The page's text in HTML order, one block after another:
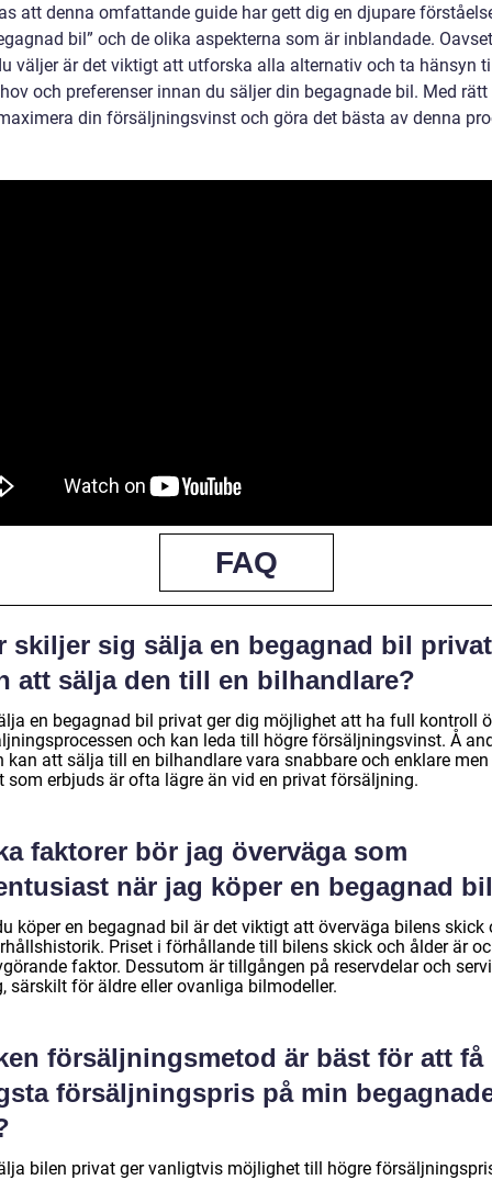
att denna omfattande guide har gett dig en djupare
bil” och de olika aspekterna som är inblandade.
väljer är det viktigt att utforska alla alternativ och ta hänsyn
och preferenser innan du säljer din begagnade bil. Med
din försäljningsvinst och göra det bästa av denna
FAQ
skiljer sig sälja en begagnad bil privat
att sälja den till en bilhandlare?
en begagnad bil privat ger dig möjlighet att ha full kontroll
och kan leda till högre försäljningsvinst. Å
kan att sälja till en bilhandlare vara snabbare och enklare men
som erbjuds är ofta lägre än vid en privat försäljning.
faktorer bör jag överväga som
när jag köper en begagnad
köper en begagnad bil är det viktigt att överväga bilens skick
Priset i förhållande till bilens skick och ålder är
faktor. Dessutom är tillgången på reservdelar och
särskilt för äldre eller ovanliga bilmodeller.
försäljningsmetod är bäst för att få
försäljningspris på min
bilen privat ger vanligtvis möjlighet till högre